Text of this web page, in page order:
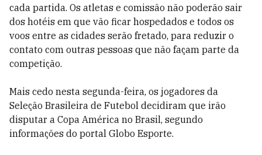
cada partida. Os atletas e comissão não poderão sair
dos hotéis em que vão ficar hospedados e todos os
voos entre as cidades serão fretado, para reduzir o
contato com outras pessoas que não façam parte da
competição.
Mais cedo nesta segunda-feira, os jogadores da
Seleção Brasileira de Futebol decidiram que irão
disputar a Copa América no Brasil, segundo
informações do portal Globo Esporte.